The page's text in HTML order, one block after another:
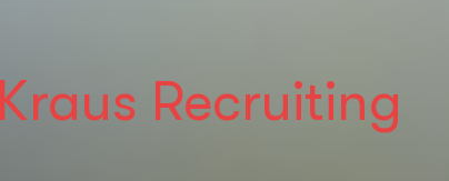
Recruiting